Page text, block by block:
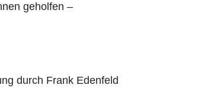
geholfen –
durch Frank Edenfeld